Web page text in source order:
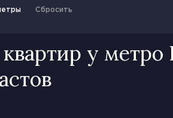
Сбросить
у